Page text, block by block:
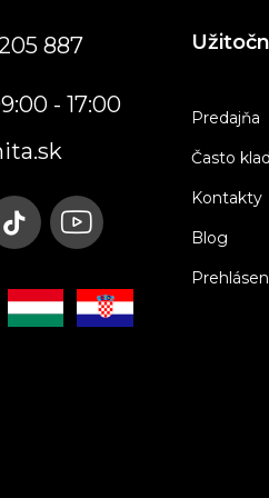
887
- 17:00
Predajňa
Často
Kontakty
Blog